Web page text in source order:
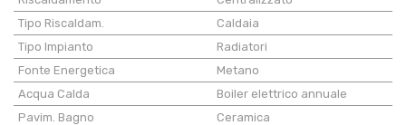
Tipo Riscaldam.
Caldaia
Tipo Impianto
Radiatori
Fonte Energetica
Metano
Acqua Calda
Boiler elettrico annuale
Pavim. Bagno
Ceramica